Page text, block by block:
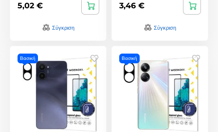
5,02 €
Σύγκριση
3,46 €
Σύγκριση
Βασική Βασική